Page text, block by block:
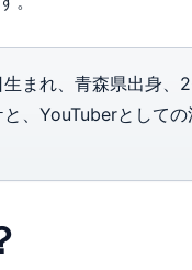
まれ、青森県出身、
、YouTuberとして